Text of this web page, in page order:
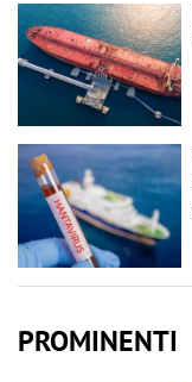
PROMINENTI